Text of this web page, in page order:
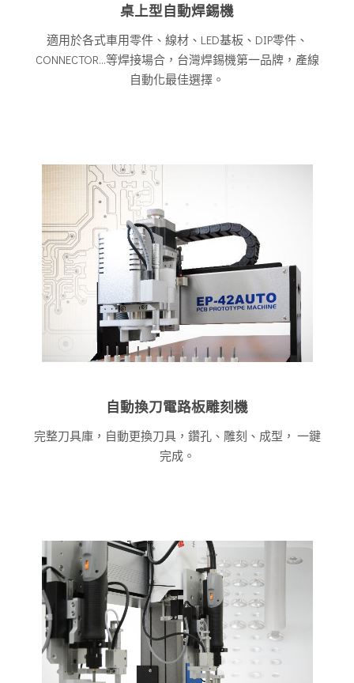
桌上型自動焊錫機
適用於各式車用零件、線材、LED基板、DIP零件、
CONNECTOR...等焊接場合，台灣焊錫機第一品牌，產線
自動化最佳選擇。
自動換刀電路板雕刻機
完整刀具庫，自動更換刀具，鑽孔、雕刻、成型， 一鍵
完成。